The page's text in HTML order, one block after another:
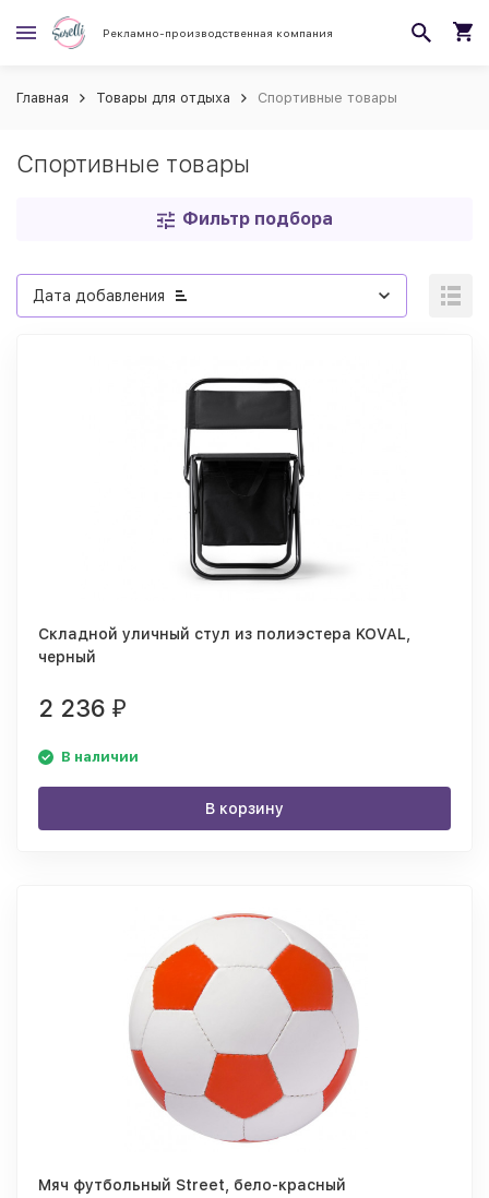
Рекламно-производственная компания
Главная Товары для отдыха Спортивные товары
Спортивные товары
Фильтр подбора
Дата добавления
Складной уличный стул из полиэстера KOVAL,
черный
2 236 ₽
В наличии
В корзину
Мяч футбольный Street, бело-красный